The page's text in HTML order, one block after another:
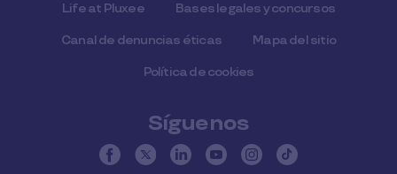
Life at Pluxee Bases legales y concursos
Canal de denuncias éticas Mapa del sitio
Política de cookies
Síguenos